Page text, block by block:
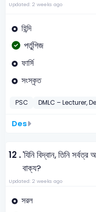
Updated: 2 weeks ago
হিন্দি
পর্তুগিজ
ফার্সি
সংস্কৃত
PSC DMLC – Lecturer,
Des
12 .'যিনি বিদ্বান, তিনি
বাক্য?
Updated: 2 weeks ago
সরল